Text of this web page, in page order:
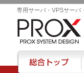
専用サーバ・VPSサーバ